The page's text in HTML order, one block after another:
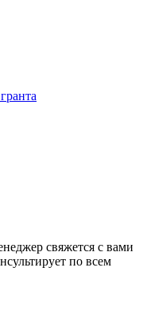
свяжется с вами
по всем